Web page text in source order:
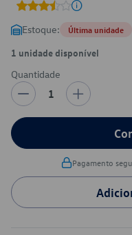
Estoque: Última unidade
1 unidade disponível
Quantidade
1
Pagamento